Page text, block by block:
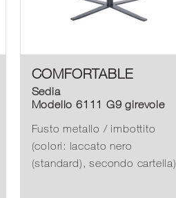
COMFORTABLE
Sedia
Modello 6111 G9 girevole
Fusto metallo / imbottito
(colori: laccato nero
(standard), secondo cartella)